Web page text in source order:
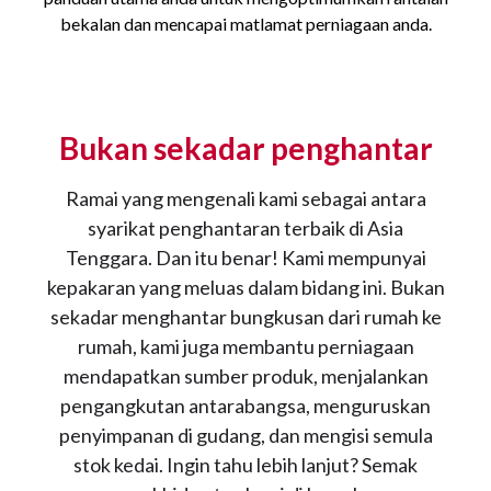
bekalan dan mencapai matlamat perniagaan anda.
Bukan sekadar penghantar
Ramai yang mengenali kami sebagai antara
syarikat penghantaran terbaik di Asia
Tenggara. Dan itu benar! Kami mempunyai
kepakaran yang meluas dalam bidang ini. Bukan
sekadar menghantar bungkusan dari rumah ke
rumah, kami juga membantu perniagaan
mendapatkan sumber produk, menjalankan
pengangkutan antarabangsa, menguruskan
penyimpanan di gudang, dan mengisi semula
stok kedai. Ingin tahu lebih lanjut? Semak